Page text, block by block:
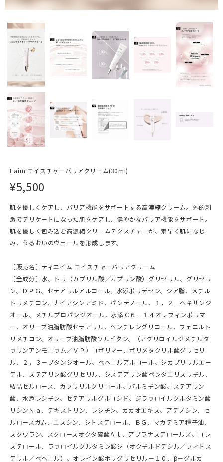
t:aim モイスチャーバリアクリーム(30ml)
¥5,500
肌を優しくケアし、バリア機能をサポートする高濃縮クリーム。外的刺
激でデリケートになった肌をケアし、健やかなバリア機能をサポート。
肌を優しく包み込む高濃縮クリームテクスチャーが、素早く肌になじ
み、うるおいのヴェールを形成します。
［販売名］ティエイム モイスチャーバリアクリーム
［全成分］水、トリ（カプリル酸／カプリン酸）グリセリル、グリセリ
ン、ＤＰＧ、セテアリルアルコール、水添ポリデセン、シア脂、メチル
トリメチコン、ナイアシンアミド、パンテノール、１，２－ヘキサンジ
オール、メチルプロパンジオール、水添Ｃ６－１４オレフィンポリマ
ー、オリーブ油脂肪酸セテアリル、ペンチレングリコール、フェニルト
リメチコン、オリーブ油脂肪酸ソルビタン、（アクリロイルジメチルタ
ウリンアンモニウム／ＶＰ）コポリマー、ポリメタクリル酸グリセリ
ル、２，３－ブタンジオール、ベヘニルアルコール、ジカプリリルエー
テル、ステアリン酸グリセリル、ジステアリン酸ペンタエリスリチル、
結晶セルロース、カプリリルグリコール、パルミチン酸、ステアリン
酸、水添レシチン、セテアリルグルコシド、ジラウロイルグルタミン酸
リシンＮａ、デキストリン、レシチン、カカオエキス、アデノシン、セ
ルロースガム、エスシン、シトステロール、ＢＧ、マカデミア種子油、
スクワラン、スクロースオクタ硫酸Ａｌ、アブラナステロールズ、コレ
ステロール、ラウロイルグルタミン酸ジ（オクチルドデシル／フィトス
テリル／ベヘニル）、オレイン酸ポリグリセリル－１０、β－グルカ